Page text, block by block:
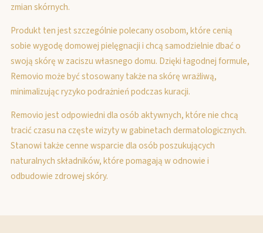
zmian skórnych.
Produkt ten jest szczególnie polecany osobom, które cenią
sobie wygodę domowej pielęgnacji i chcą samodzielnie dbać o
swoją skórę w zaciszu własnego domu. Dzięki łagodnej formule,
Removio może być stosowany także na skórę wrażliwą,
minimalizując ryzyko podrażnień podczas kuracji.
Removio jest odpowiedni dla osób aktywnych, które nie chcą
tracić czasu na częste wizyty w gabinetach dermatologicznych.
Stanowi także cenne wsparcie dla osób poszukujących
naturalnych składników, które pomagają w odnowie i
odbudowie zdrowej skóry.